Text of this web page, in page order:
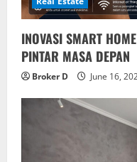
INOVASI SMART
PINTAR MASA DEPAN
Broker D June 16,